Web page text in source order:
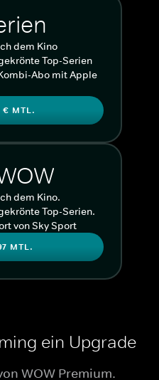
dem Kino
Top-Serien
Abo mit Apple
€ MTL.
dem Kino.
Top-Serien.
von Sky Sport
MTL.
ein Upgrade
WOW Premium.